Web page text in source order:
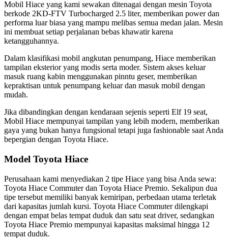
Mobil Hiace yang kami sewakan ditenagai dengan mesin Toyota
berkode 2KD-FTV Turbocharged 2.5 liter, memberikan power dan
performa luar biasa yang mampu melibas semua medan jalan. Mesin
ini membuat setiap perjalanan bebas khawatir karena
ketangguhannya.
Dalam klasifikasi mobil angkutan penumpang, Hiace memberikan
tampilan eksterior yang modis serta moder. Sistem akses keluar
masuk ruang kabin menggunakan pinntu geser, memberikan
kepraktisan untuk penumpang keluar dan masuk mobil dengan
mudah.
Jika dibandingkan dengan kendaraan sejenis seperti Elf 19 seat,
Mobil Hiace mempunyai tampilan yang lebih modern, memberikan
gaya yang bukan hanya fungsional tetapi juga fashionable saat Anda
bepergian dengan Toyota Hiace.
Model Toyota Hiace
Perusahaan kami menyediakan 2 tipe Hiace yang bisa Anda sewa:
Toyota Hiace Commuter dan Toyota Hiace Premio. Sekalipun dua
tipe tersebut memiliki banyak kemiripan, perbedaan utama terletak
dari kapasitas jumlah kursi. Toyota Hiace Commuter dilengkapi
dengan empat belas tempat duduk dan satu seat driver, sedangkan
Toyota Hiace Premio mempunyai kapasitas maksimal hingga 12
tempat duduk.